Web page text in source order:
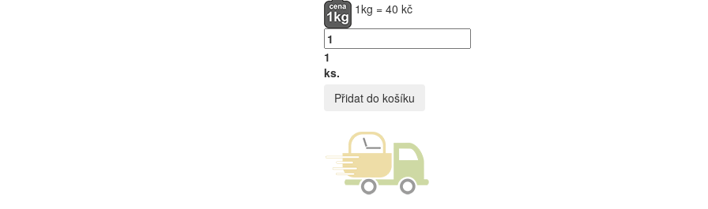
1kg = 40 kč
1
ks.
Přidat do košíku